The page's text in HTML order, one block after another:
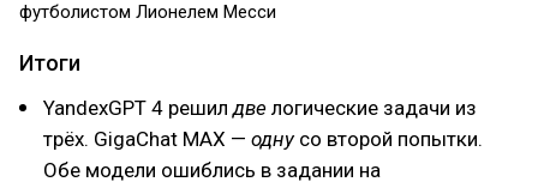
футболистом Лионелем Месси
Итоги
YandexGPT 4 решилдве логические задачи из
трёх. GigaChat MAX — одну со второй попытки.
Обе модели ошиблись в задании на